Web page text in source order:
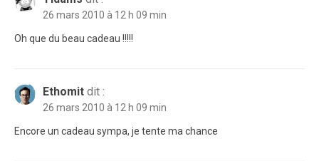
26 mars 2010 à 12 h 09 min
Oh que du beau cadeau !!!!!
Ethomit dit :
26 mars 2010 à 12 h 09 min
Encore un cadeau sympa, je tente ma chance